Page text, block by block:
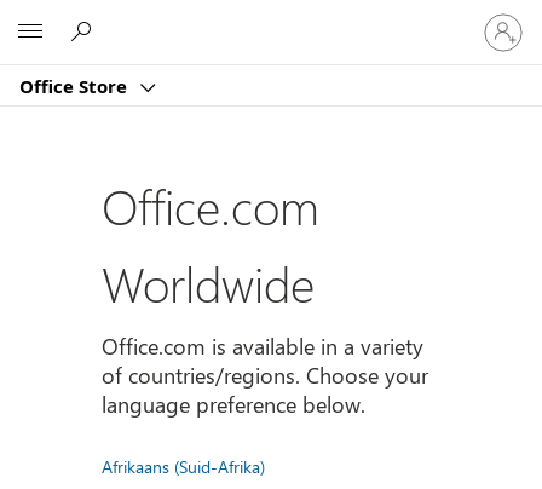
Office Store
Sign
in
to
account
Office.com
Worldwide
Office.com is available in a variety
of countries/regions. Choose your
language preference below.
Afrikaans (Suid-Afrika)